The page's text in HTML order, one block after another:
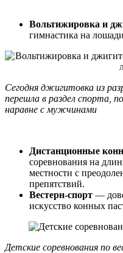
Вольтижировка и
гимнастика на
Сегодня джигитовка из
перешла в раздел спорта,
наравне с мужчинами
Дистанционные
соревнования на
местности с
препятствий.
Вестерн-спорт —
искусство конных
Детские соревнования по